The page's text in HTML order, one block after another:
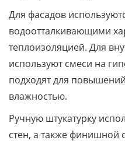
Для фасадов
водоотталкивающими
теплоизоляцией. Для
используют смеси на
подходят для
влажностью.
Ручную штукатурку
стен, а также финишной